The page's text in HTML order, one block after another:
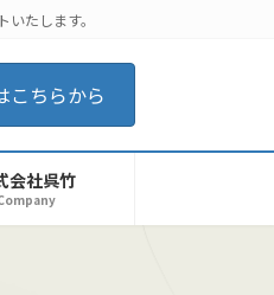
たします。
こちらから
会社呉竹